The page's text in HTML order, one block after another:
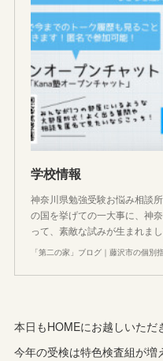
学校情報
神奈川県勉強受験お悩み相談
の国を挙げての一大事に、神
って、素敵な試みが生まれま
「第二の家」ブログ｜藤沢市の個別
本日もHOMEにお越しいただ
今年の受検は特色検査組が